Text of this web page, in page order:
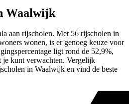
Waalwijk
aan rijscholen. Met 56 rijscholen in
wonen, is er genoeg keuze voor
ligt rond de 52,9%,
je kunt verwachten. Vergelijk
in Waalwijk en vind de beste